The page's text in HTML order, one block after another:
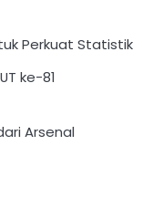
Perkuat Statistik
ke-81
Arsenal